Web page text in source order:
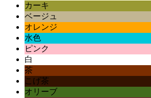
カーキ
ベージュ
オレンジ
水色
ピンク
白
茶
こげ茶
オリーブ